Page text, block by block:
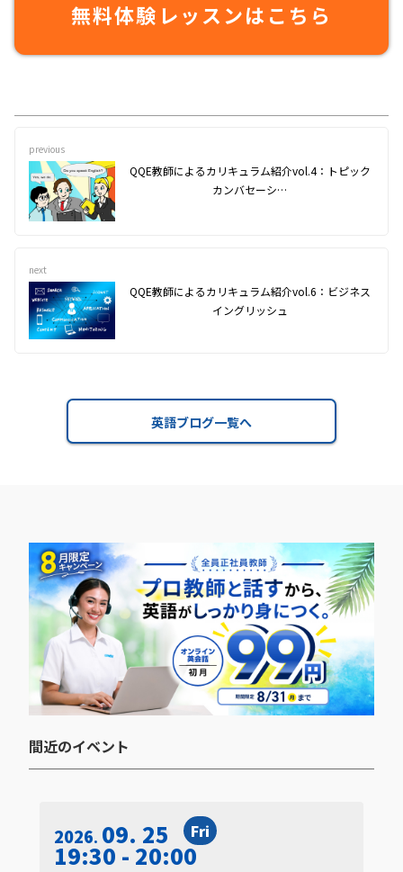
無料体験レッスンはこちら
previous
QQE教師によるカリキュラム紹介vol.4：トピック
カンバセーシ…
next
QQE教師によるカリキュラム紹介vol.6：ビジネス
イングリッシュ
英語ブログ一覧へ
間近のイベント​
2026 09. 25 Fri
19:30 - 20:00